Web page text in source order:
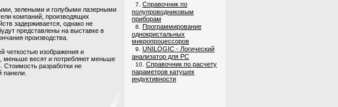
зелеными и голубыми лазерными
компаний, производящих
задерживается, однако не
представлены на выставке в
производства.
четкостью изображения и
весят и потребляют меньше
Стоимость разработки не
панели.
7. Справочник по
полупроводниковым
приборам
8. Программирование
однокристальных
микропроцессоров
9. UNILOGIC - Логический
анализатор для PC
10. Справочник по расчету
параметров катушек
индуктивности